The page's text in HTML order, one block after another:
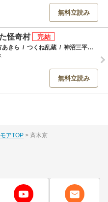
無料立読み
怪奇村
あきら / つくね乱蔵 / 神沼三平太
無料立読み
アTOP 斉木京